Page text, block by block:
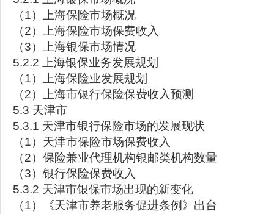
（1）上海保险市场概况
（2）上海保险市场保费收入
（3）上海银保市场情况
5.2.2 上海银保业务发展规划
（1）上海保险业发展规划
（2）上海市银行保险保费收入预测
5.3 天津市
5.3.1 天津市银行保险市场的发展现状
（1）天津市保险市场保费收入
（2）保险兼业代理机构银邮类机构数量
（3）银行保险保费收入
5.3.2 天津市银保市场出现的新变化
（1）《天津市养老服务促进条例》出台